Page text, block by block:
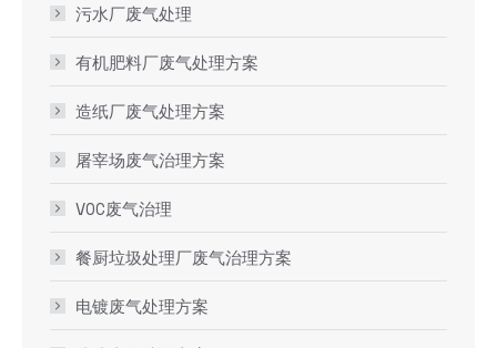
污水厂废气处理
有机肥料厂废气处理方案
造纸厂废气处理方案
屠宰场废气治理方案
VOC废气治理
餐厨垃圾处理厂废气治理方案
电镀废气处理方案